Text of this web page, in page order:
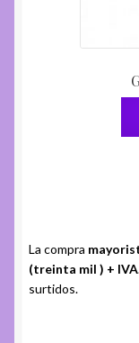
La compra
(treinta mil ) + IVA
surtidos.